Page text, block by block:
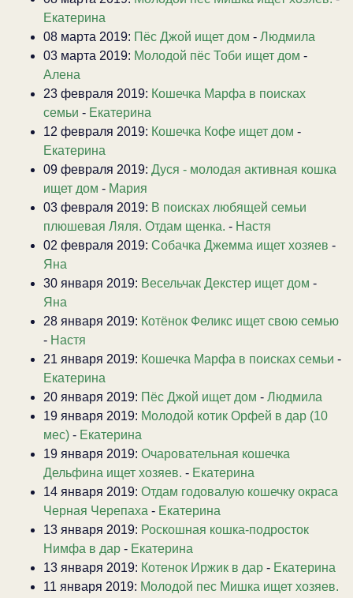
Екатерина
08 марта 2019: Пёс Джой ищет дом - Людмила
03 марта 2019: Молодой пёс Тоби ищет дом -
Алена
23 февраля 2019: Кошечка Марфа в поисках
семьи - Екатерина
12 февраля 2019: Кошечка Кофе ищет дом -
Екатерина
09 февраля 2019: Дуся - молодая активная кошка
ищет дом - Мария
03 февраля 2019: В поисках любящей семьи
плюшевая Ляля. Отдам щенка. - Настя
02 февраля 2019: Собачка Джемма ищет хозяев -
Яна
30 января 2019: Весельчак Декстер ищет дом -
Яна
28 января 2019: Котёнок Феликс ищет свою семью
- Настя
21 января 2019: Кошечка Марфа в поисках семьи -
Екатерина
20 января 2019: Пёс Джой ищет дом - Людмила
19 января 2019: Молодой котик Орфей в дар (10
мес) - Екатерина
19 января 2019: Очаровательная кошечка
Дельфина ищет хозяев. - Екатерина
14 января 2019: Отдам годовалую кошечку окраса
Черная Черепаха - Екатерина
13 января 2019: Роскошная кошка-подросток
Нимфа в дар - Екатерина
13 января 2019: Котенок Иржик в дар - Екатерина
11 января 2019: Молодой пес Мишка ищет хозяев.